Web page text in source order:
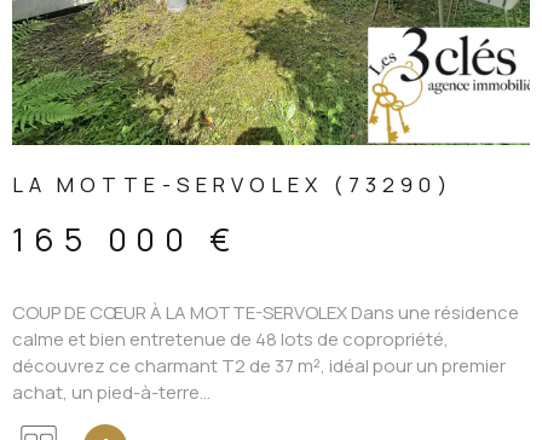
LA MOTTE-SERVOLEX (73290)
165 000 €
COUP DE CŒUR À LA MOTTE-SERVOLEX Dans une résidence
calme et bien entretenue de 48 lots de copropriété,
découvrez ce charmant T2 de 37 m², idéal pour un premier
achat, un pied-à-terre...